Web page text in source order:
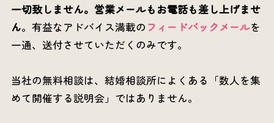
一切致しません。 営業メールもお電話も差し上げませ
ん。有益なアドバイス満載の フィードバックメールを
一通、送付させていただくのみです。
当社の無料相談は、結婚相談所によくある「数人を集
めて開催する説明会」ではありません。